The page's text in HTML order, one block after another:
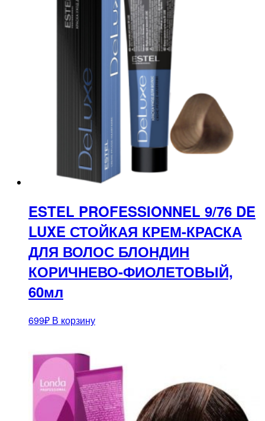
ESTEL PROFESSIONNEL 9/76 DE
LUXE СТОЙКАЯ КРЕМ-КРАСКА
ДЛЯ ВОЛОС БЛОНДИН
КОРИЧНЕВО-ФИОЛЕТОВЫЙ,
60мл
699₽ В корзину